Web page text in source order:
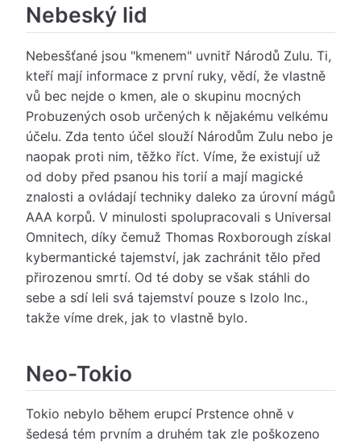
Nebeský lid
Nebesšťané jsou "kmenem" uvnitř Národů Zulu. Ti,
kteří mají informace z první ruky, vědí, že vlastně
vů bec nejde o kmen, ale o skupinu mocných
Probuzených osob určených k nějakému velkému
účelu. Zda tento účel slouží Národům Zulu nebo je
naopak proti nim, těžko říct. Víme, že existují už
od doby před psanou his torií a mají magické
znalosti a ovládají techniky daleko za úrovní mágů
AAA korpů. V minulosti spolupracovali s Universal
Omnitech, díky čemuž Thomas Roxborough získal
kybermantické tajemství, jak zachránit tělo před
přirozenou smrtí. Od té doby se však stáhli do
sebe a sdí leli svá tajemství pouze s Izolo Inc.,
takže víme drek, jak to vlastně bylo.
Neo-Tokio
Tokio nebylo během erupcí Prstence ohně v
šedesá tém prvním a druhém tak zle poškozeno